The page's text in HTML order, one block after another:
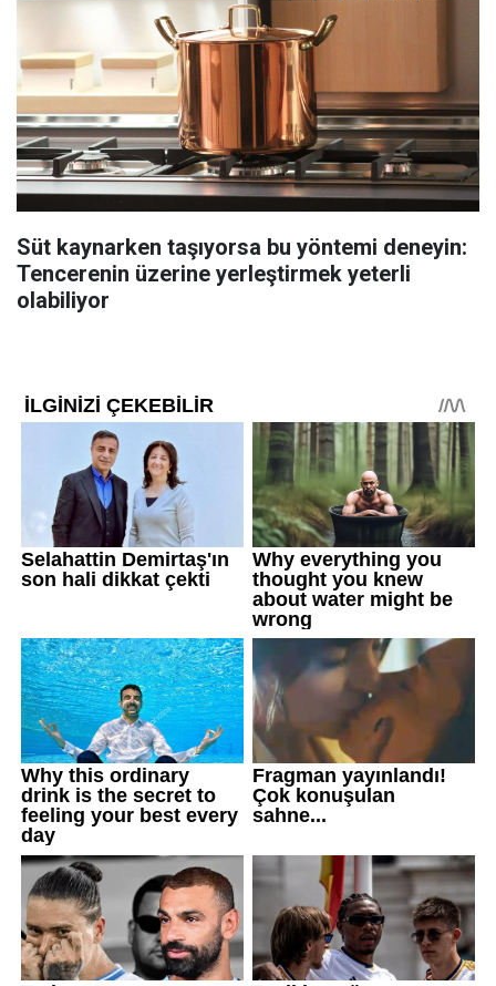
Süt kaynarken taşıyorsa bu yöntemi deneyin:
Tencerenin üzerine yerleştirmek yeterli
olabiliyor